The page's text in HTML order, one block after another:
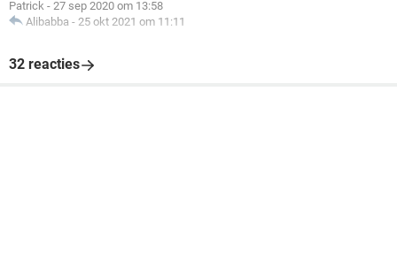
Patrick - 27 sep 2020 om 13:58
Alibabba - 25 okt 2021 om 11:11
32 reacties